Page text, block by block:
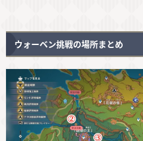
ウォーベン挑戦の場所まとめ